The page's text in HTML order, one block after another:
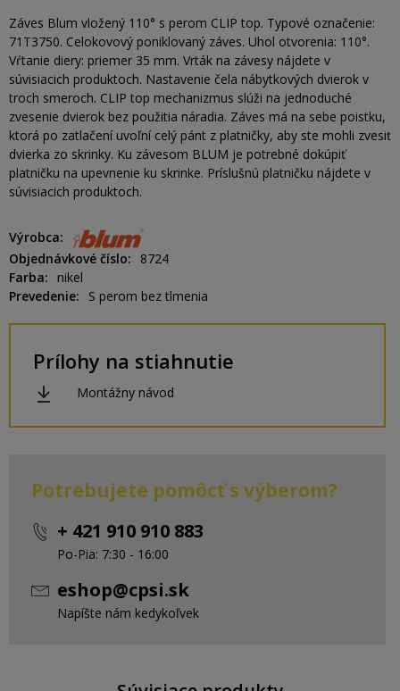
Záves Blum vložený 110° s perom CLIP top. Typové označenie:
71T3750. Celokovový poniklovaný záves. Uhol otvorenia: 110°.
Vŕtanie diery: priemer 35 mm. Vrták na závesy nájdete v
súvisiacich produktoch. Nastavenie čela nábytkových dvierok v
troch smeroch. CLIP top mechanizmus slúži na jednoduché
zvesenie dvierok bez použitia náradia. Záves má na sebe poistku,
ktorá po zatlačení uvoľní celý pánt z platničky, aby ste mohli zvesiť
dvierka zo skrinky. Ku závesom BLUM je potrebné dokúpiť
platničku na upevnenie ku skrinke. Príslušnú platničku nájdete v
súvisiacich produktoch.
Výrobca
Objednávkové číslo
8724
Farba
nikel
Prevedenie
S perom bez tlmenia
Prílohy na stiahnutie
Montážny návod
Potrebujete pomôcť s výberom?
+ 421 910 910 883
Po-Pia: 7:30 - 16:00
eshop@cpsi.sk
Napíšte nám kedykoľvek